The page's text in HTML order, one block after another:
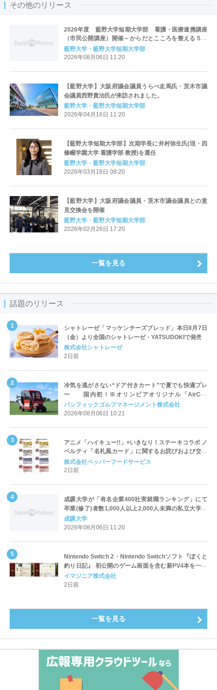
その他のリリース
2026年度 藍野大学短期大学部 看護・医療連携講座
（市民公開講座）開催～からだとこころを整える５つ
の習慣～
藍野大学・藍野大学短期大学部
2026年08月06日 11:20
【藍野大学】大阪府議会議員うらべ走馬氏・茨木市議
会議員西野貴治氏が来訪されました。
藍野大学・藍野大学短期大学部
2026年04月16日 11:20
【藍野大学短期大学部】次期学長に井村弥生氏(現・四
條畷学園大学 看護学部 教授)を選任
藍野大学・藍野大学短期大学部
2026年03月16日 08:20
【藍野大学】大阪府議会議員・茨木市議会議員との意
見交換会を開催
藍野大学・藍野大学短期大学部
2026年02月26日 17:20
一覧を見る
話題のリリース
シャトレーゼ「マッケンチーズブレッド」本日8月7日
（金）より全国のシャトレーゼ・YATSUDOKIで発売
株式会社シャトレーゼ
2日前
冷気を逃がさない“ドア付きカート”で夏でも快適プレ
ー 国内初！※オリンピアオリジナル「AirCon
Cart（エアコンカート）」導入 | ＰＧＭ
パシフィックゴルフマネージメント株式会社
2026年08月06日 10:21
アニメ「ハイキュー!!」×いきなり！ステーキコラボ ノ
ベルティ「名札風カード」に関するお詫びおよび交換
対応についてのご案内
株式会社ペッパーフードサービス
2日前
成蹊大学が「有名企業400社実就職ランキング」にて
卒業(修了)者数1,000人以上2,000人未満の私立大学で
全国第1位を獲得！～実就職率は26.5%（前年比＋
4.3pt）に伸長、東京の私立大学でも10位にランクイン
成蹊大学
2026年08月06日 11:20
Nintendo Switch 2・Nintendo Switchソフト『ぼくと
釣り日記』 初公開のゲーム画面を含む新PV4本を一挙
公開！
イマジニア株式会社
2日前
一覧を見る